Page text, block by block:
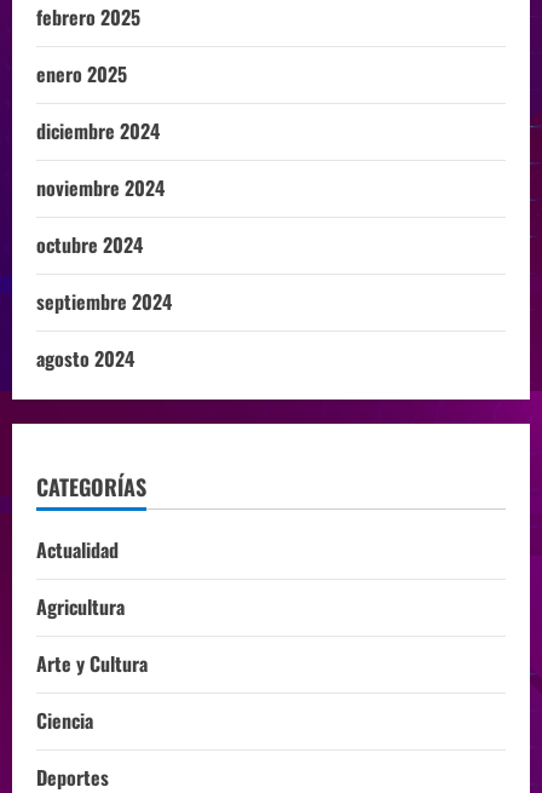
febrero 2025
enero 2025
diciembre 2024
noviembre 2024
octubre 2024
septiembre 2024
agosto 2024
CATEGORÍAS
Actualidad
Agricultura
Arte y Cultura
Ciencia
Deportes